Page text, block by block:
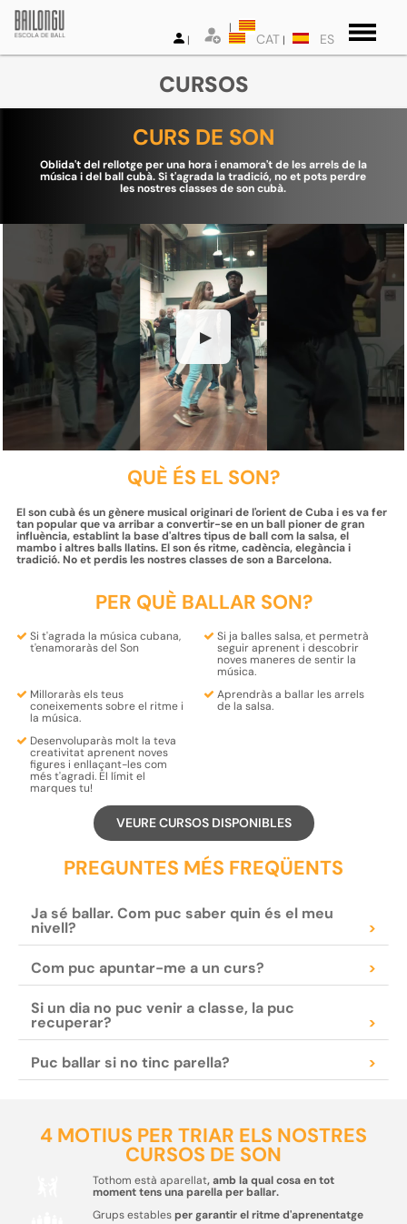
CAT ES
CURSOS
CURS DE SON
Oblida't del rellotge per una hora i enamora't de les arrels de la
música i del ball cubà. Si t'agrada la tradició, no et pots perdre
les nostres classes de son cubà.
▶
QUÈ ÉS EL SON?
El son cubà és un gènere musical originari de l'orient de Cuba i es va fer
tan popular que va arribar a convertir-se en un ball pioner de gran
influència, establint la base d'altres tipus de ball com la salsa, el
mambo i altres balls llatins. El son és ritme, cadència, elegància i
tradició. No et perdis les nostres classes de son a Barcelona.
PER QUÈ BALLAR SON?
Si t'agrada la música cubana,
t'enamoraràsdel Son
Si ja balles salsa, et permetrà
seguir aprenent i descobrir
noves maneres de sentir la
música.
Milloraràs els teus
coneixements sobre el ritmei
la música.
Aprendràs a ballar lesarrels
de la salsa.
Desenvoluparàs molt la teva
creativitataprenentnoves
figuresi enllaçant-lescom
més t'agradi. El límit el
marques tu!
VEURE CURSOS DISPONIBLES
PREGUNTES MÉS FREQÜENTS
Ja sé ballar. Com puc saber quin és el meu
nivell? >
Com puc apuntar-me a un curs? >
Si un dia no puc venir a classe, la puc
recuperar? >
Puc ballar si no tinc parella? >
4 MOTIUS PER TRIAR ELS NOSTRES
CURSOS DE SON
Tothom està aparellat, amb la qual cosa en tot
moment tens una parella per ballar.
Grups establesper garantir el ritme d'aprenentatge